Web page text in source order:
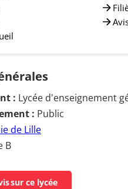
: Lycée d'enseignement
: Public
de Lille
B
sur ce lycée